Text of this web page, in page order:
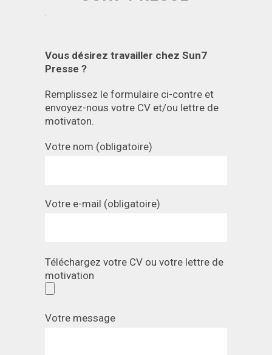
Vous désirez travailler chez Sun7
Presse ?
Remplissez le formulaire ci-contre et
envoyez-nous votre CV et/ou lettre de
motivaton.
Votre nom (obligatoire)
Votre e-mail (obligatoire)
Téléchargez votre CV ou votre lettre de
motivation
Votre message